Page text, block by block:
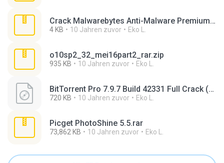
Crack Malwarebytes Anti-Malware Premium 2.2.zip
4 KB 10 Jahren zuvor Eko L.
o10sp2_32_mei16part2_rar.zip
935 KB 10 Jahren zuvor Eko L.
BitTorrent Pro 7.9.7 Build 42331 Full Crack (1).iso
720 KB 10 Jahren zuvor Eko L.
Picget PhotoShine 5.5.rar
73,862 KB 10 Jahren zuvor Eko L.